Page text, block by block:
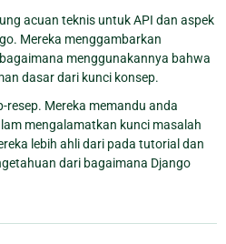
acuan teknis untuk API dan aspek
Mereka menggambarkan
menggunakannya bahwa
dasar dari kunci konsep.
resep. Mereka memandu anda
mengalamatkan kunci masalah
lebih ahli dari pada tutorial dan
dari bagaimana Django